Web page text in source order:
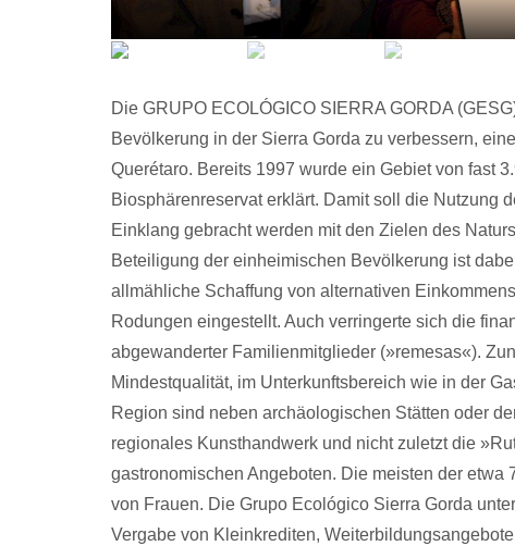
Die GRUPO ECOLÓGICO SIERRA GORDA
Bevölkerung in der Sierra Gorda zu verbessern,
Querétaro. Bereits 1997 wurde ein Gebiet von fast
Biosphärenreservat erklärt. Damit soll die Nutzung
Einklang gebracht werden mit den Zielen des
Beteiligung der einheimischen Bevölkerung ist
allmähliche Schaffung von alternativen
Rodungen eingestellt. Auch verringerte sich die
abgewanderter Familienmitglieder (»remesas«).
Mindestqualität, im Unterkunftsbereich wie in der
Region sind neben archäologischen Stätten oder
regionales Kunsthandwerk und nicht zuletzt die
gastronomischen Angeboten. Die meisten der
von Frauen. Die Grupo Ecológico Sierra Gorda
Vergabe von Kleinkrediten,